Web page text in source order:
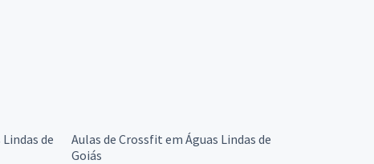
de
Aulas de Crossfit em Águas Lindas de
Goiás